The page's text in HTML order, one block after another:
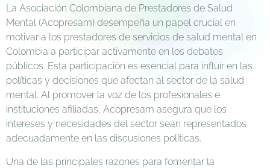
La Asociación Colombiana de Prestadores de Salud
Mental (Acopresam) desempeña un papel crucial en
motivar a los prestadores de servicios de salud mental en
Colombia a participar activamente en los debates
públicos. Esta participación es esencial para influir en las
políticas y decisiones que afectan al sector de la salud
mental. Al promover la voz de los profesionales e
instituciones afiliadas, Acopresam asegura que los
intereses y necesidades del sector sean representados
adecuadamente en las discusiones políticas.
Una de las principales razones para fomentar la